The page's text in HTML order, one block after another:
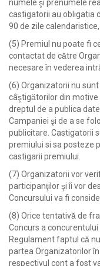
numele şi prenumele
castigatorii au obligatia
90 de zile
(5) Premiul nu poate fi
contactat de către
necesare în vederea
(6) Organizatorii nu
câştigătorilor din motive
dreptul de a publica
Campaniei şi de a se
publicitare. Castigatorii
premiului si sa posteze
castigarii premiului.
(7) Organizatorii vor
participanţilor şi îi vor
Concursului va fi
(8) Orice tentativă de
Concurs a
Regulament faptul că
partea Organizatorilor
respectivul cont a fost